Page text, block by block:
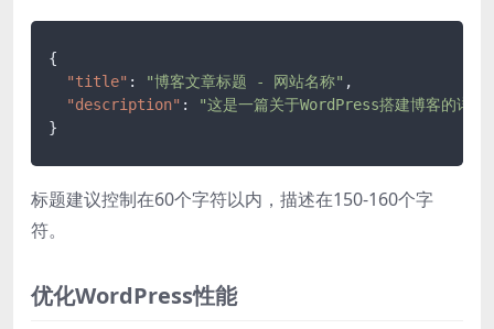
{
"title" : "博客文章标题 - 网站名称" ,
"description" :
"这是一篇关于WordPress搭建博客的详细
}
标题建议控制在60个字符以内，描述在150-160个字
符。
优化WordPress性能